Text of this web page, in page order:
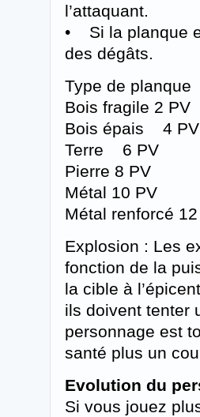
l’attaquant.
• Si la planque
des dégâts.
Type de
Bois fragile 2 PV
Bois épais 4 PV
Terre 6 PV
Pierre 8 PV
Métal 10 PV
Métal renforcé
Explosion : Les
fonction de la
la cible à
ils doivent tenter
personnage est
santé plus un
Evolution du
Si vous jouez